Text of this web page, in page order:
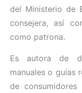
del Ministerio de
consejera, así
como patrona.
Es autora de
manuales o guías
de